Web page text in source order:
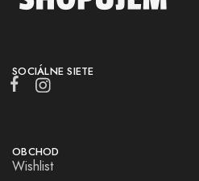
SOCIÁLNE SIETE
OBCHOD
Wishlist